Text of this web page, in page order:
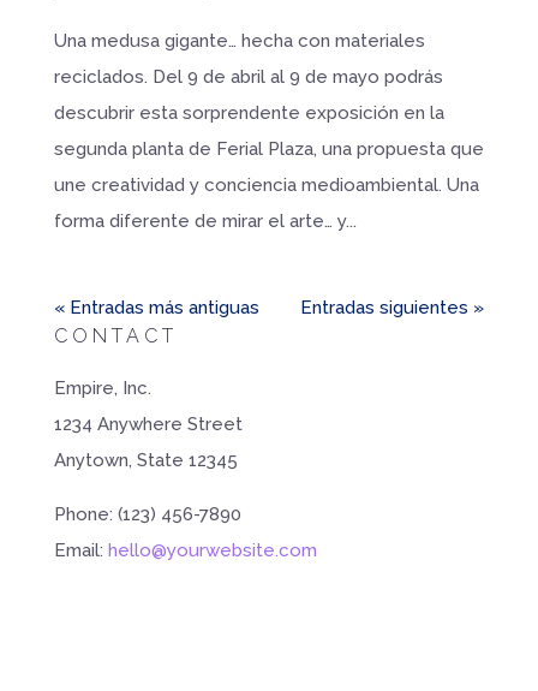
Una medusa gigante… hecha con materiales
reciclados. Del 9 de abril al 9 de mayo podrás
descubrir esta sorprendente exposición en la
segunda planta de Ferial Plaza, una propuesta que
une creatividad y conciencia medioambiental. Una
forma diferente de mirar el arte… y...
« Entradas más antiguas Entradas siguientes »
CONTACT
Empire, Inc.
1234 Anywhere Street
Anytown, State 12345
Phone: (123) 456-7890
Email: hello@yourwebsite.com